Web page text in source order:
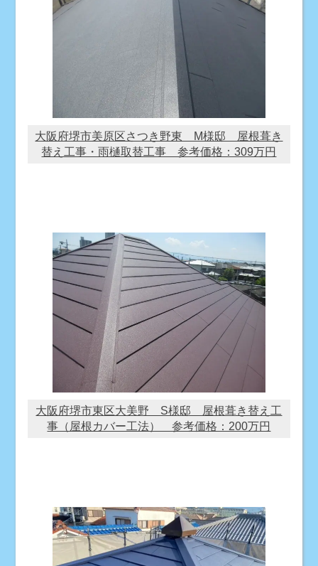
大阪府堺市美原区さつき野東 M様邸 屋根葺き
替え工事・雨樋取替工事 参考価格：309万円
大阪府堺市東区大美野 S様邸 屋根葺き替え工
事（屋根カバー工法） 参考価格：200万円